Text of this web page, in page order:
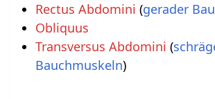
Rectus Abdomini (gerader
Obliquus
Transversus Abdomini (
Bauchmuskeln)